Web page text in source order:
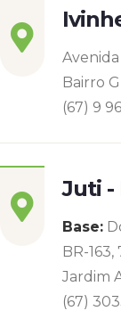
Avenida
Bairro
(67) 9
Juti -
Base:
BR-163,
Jardim
(67)